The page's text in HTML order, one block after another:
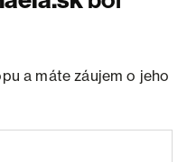
a máte záujem o jeho